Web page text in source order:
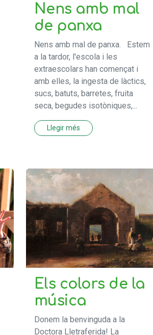
Nens amb mal
de panxa
Nens amb mal de panxa. Estem
a la tardor, l'escola i les
extraescolars han començat i
amb elles, la ingesta de làctics,
sucs, batuts, barretes, fruita
seca, begudes isotòniques,...
Llegir més
Els colors de la
música
Donem la benvinguda a la
Doctora Lletraferida! La